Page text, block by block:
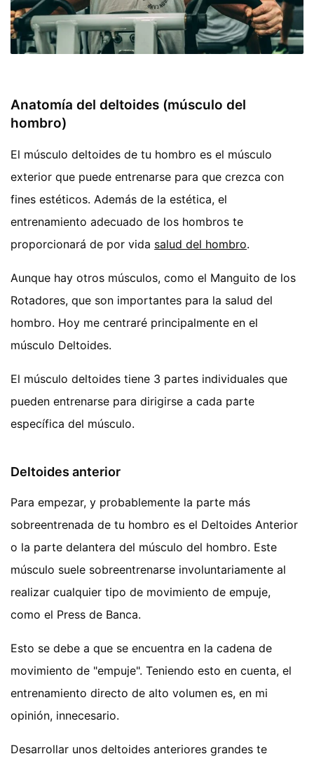
Anatomía del deltoides (músculo del
hombro)
El músculo deltoides de tu hombro es el músculo
exterior que puede entrenarse para que crezca con
fines estéticos. Además de la estética, el
entrenamiento adecuado de los hombros te
proporcionará de por vida salud del hombro.
Aunque hay otros músculos, como el Manguito de los
Rotadores, que son importantes para la salud del
hombro. Hoy me centraré principalmente en el
músculo Deltoides.
El músculo deltoides tiene 3 partes individuales que
pueden entrenarse para dirigirse a cada parte
específica del músculo.
Deltoides anterior
Para empezar, y probablemente la parte más
sobreentrenada de tu hombro es el Deltoides Anterior
o la parte delantera del músculo del hombro. Este
músculo suele sobreentrenarse involuntariamente al
realizar cualquier tipo de movimiento de empuje,
como el Press de Banca.
Esto se debe a que se encuentra en la cadena de
movimiento de "empuje". Teniendo esto en cuenta, el
entrenamiento directo de alto volumen es, en mi
opinión, innecesario.
Desarrollar unos deltoides anteriores grandes te